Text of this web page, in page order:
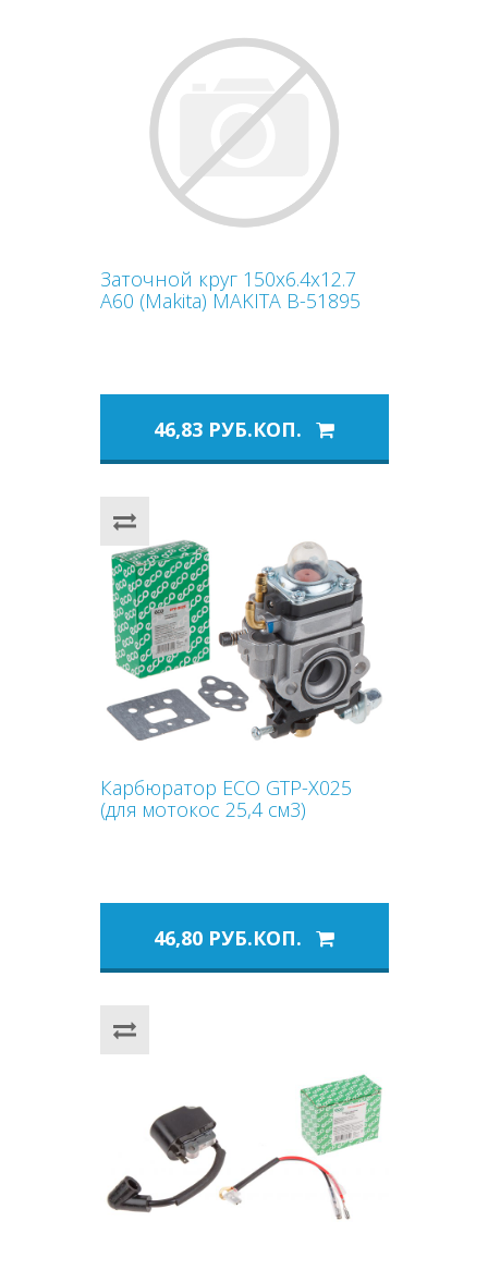
Заточной круг 150x6.4x12.7
A60 (Makita) MAKITA B-51895
46,83 РУБ.КОП.
Карбюратор ECO GTP-X025
(для мотокос 25,4 см3)
46,80 РУБ.КОП.